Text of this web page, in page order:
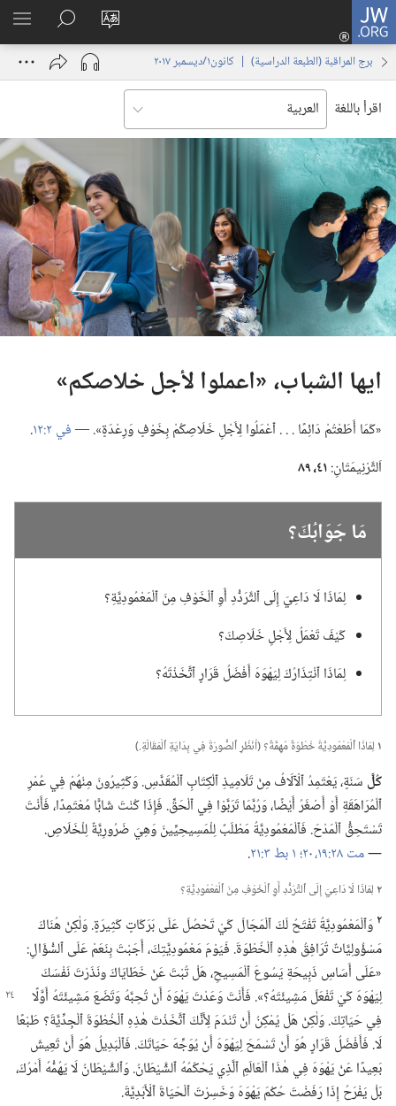
JW.ORG
تغيير
لغة
الموقع
تسجيل
الدخول
نافذة
البحث
في
JW.‎ORG
برج المراقبة (‏الطبعة الدراسية)‏ | ‏‎كانون١/ديسمبر‏ ‏‎٢٠١٧‏
اقرأ باللغة
ايها الشباب،‏ «اعملوا لأجل خلاصكم»‏
‏«كَمَا أَطَعْتُمْ دَائِمًا .‏ .‏ .‏ ٱعْمَلُوا لِأَجْلِ خَلَاصِكُمْ بِخَوْفٍ وَرِعْدَةٍ».‏ —‏في ٢:‏١٢
‏.‏
اَلتَّرْنِيمَتَانِ:‏٤١،‏ ٨٩
مَا جَوَابُكَ؟‏
لِمَاذَا لَا دَاعِيَ إِلَى ٱلتَّرَدُّدِ أَوِ ٱلْخَوْفِ مِنَ ٱلْمَعْمُودِيَّةِ؟‏
كَيْفَ تَعْمَلُ لِأَجْلِ خَلَاصِكَ؟‏
لِمَاذَا ٱنْتِذَارُكَ لِيَهْوَهَ أَفْضَلُ قَرَارٍ ٱتَّخَذْتَهُ؟‏
١ لِمَاذَا ٱلْمَعْمُودِيَّةُ خُطْوَةٌ مُهِمَّةٌ؟‏ (‏اُنْظُرِ ٱلصُّورَةَ فِي بِدَايَةِ ٱلْمَقَالَةِ.‏)‏
كُلَّ سَنَةٍ،‏ يَعْتَمِدُ ٱلْآلَافُ مِنْ تَلَامِيذِ ٱلْكِتَابِ ٱلْمُقَدَّسِ.‏ وَكَثِيرُونَ مِنْهُمْ فِي عُمْرِ
ٱلْمُرَاهَقَةِ أَوْ أَصْغَرُ أَيْضًا،‏ وَرُبَّمَا تَرَبَّوْا فِي ٱلْحَقِّ.‏ فَإِذَا كُنْتَ شَابًّا مُعْتَمِدًا،‏ فَأَنْتَ
تَسْتَحِقُّ ٱلْمَدْحَ.‏ فَٱلْمَعْمُودِيَّةُ مَطْلَبٌ لِلْمَسِيحِيِّينَ وَهِيَ ضَرُورِيَّةٌ لِلْخَلَاصِ.‏
—‏مت ٢٨:‏١٩،‏ ٢٠؛‏ ‏.‏
٢ لِمَاذَا لَا دَاعِيَ إِلَى ٱلتَّرَدُّدِ أَوِ ٱلْخَوْفِ مِنَ ٱلْمَعْمُودِيَّةِ؟‏
٢ وَٱلْمَعْمُودِيَّةُ تَفْتَحُ لَكَ ٱلْمَجَالَ كَيْ تَحْصُلَ عَلَى بَرَكَاتٍ كَثِيرَةٍ.‏ وَلٰكِنْ هُنَاكَ
مَسْؤُولِيَّاتٌ تُرَافِقُ هٰذِهِ ٱلْخُطْوَةَ.‏ فَيَوْمَ مَعْمُودِيَّتِكَ،‏ أَجَبْتَ بِنَعَمْ عَلَى ٱلسُّؤَالِ:‏
«عَلَى أَسَاسِ ذَبِيحَةِ يَسُوعَ ٱلْمَسِيحِ،‏ هَلْ تُبْتَ عَنْ خَطَايَاكَ ونَذَرْتَ نَفْسَكَ
لِيَهْوَهَ كَيْ تَفْعَلَ مَشِيئَتَهُ؟‏».‏ فَأَنْتَ وَعَدْتَ يَهْوَهَ أَنْ تُحِبَّهُوَتَضَعَ مَشِيئَتَهُ أَوَّلًا
فِي حَيَاتِكَ.‏ وَلٰكِنْ هَلْ يُمْكِنُ أَنْ تَنْدَمَ لِأَنَّكَ ٱتَّخَذْتَ هٰذِهِ ٱلْخُطْوَةَ ٱلْجِدِّيَّةَ؟‏ طَبْعًا
لَا.‏ فَأَفْضَلُ قَرَارٍ هُوَ أَنْ تَسْمَحَ لِيَهْوَهَ أَنْ يُوَجِّهَ حَيَاتَكَ.‏ فَٱلْبَدِيلُ هُوَ أَنْ تَعِيشَ
بَعِيدًا عَنْ يَهْوَهَ فِي هٰذَا ٱلْعَالَمِ ٱلَّذِي يَحْكُمُهُ ٱلشَّيْطَانُ.‏ وَٱلشَّيْطَانُ لَا يَهُمُّهُ أَمْرُكَ،‏
بَلْ يَفْرَحُ إِذَا رَفَضْتَ حُكْمَ يَهْوَهَ وَخَسِرْتَ ٱلْحَيَاةَ ٱلْأَبَدِيَّةَ.‏